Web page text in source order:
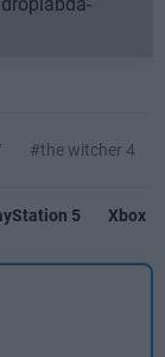
#the witcher 4
5
Xbox